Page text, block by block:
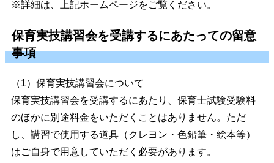
※詳細は、上記ホームページをご覧ください。
保育実技講習会を受講するにあたっての留意
事項
（1）保育実技講習会について
保育実技講習会を受講するにあたり、保育士試験受験料
のほかに別途料金をいただくことはありません。ただ
し、講習で使用する道具（クレヨン・色鉛筆・絵本等）
はご自身で用意していただく必要があります。